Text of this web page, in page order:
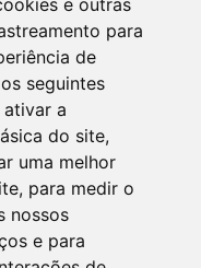
e outras
para
de
seguintes
ativar a
do site,
uma melhor
, para medir o
nossos
e para
SOCIAIS!